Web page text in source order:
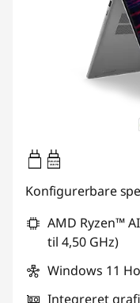
45W-65W
USB PD
Konfigurerbare
AMD Ryzen™
til 4,50 GHz)
Windows 11
Integreret